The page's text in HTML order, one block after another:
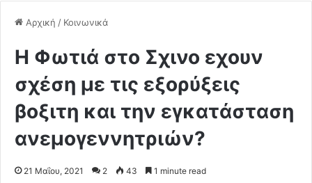
Αρχική / Κοινωνικά
Η Φωτιά στο Σχινο εχουν
σχέση με τις εξορύξεις
βοξιτη και την εγκατάσταση
ανεμογεννητριών?
21 Μαΐου, 2021 2 43 1 minute read